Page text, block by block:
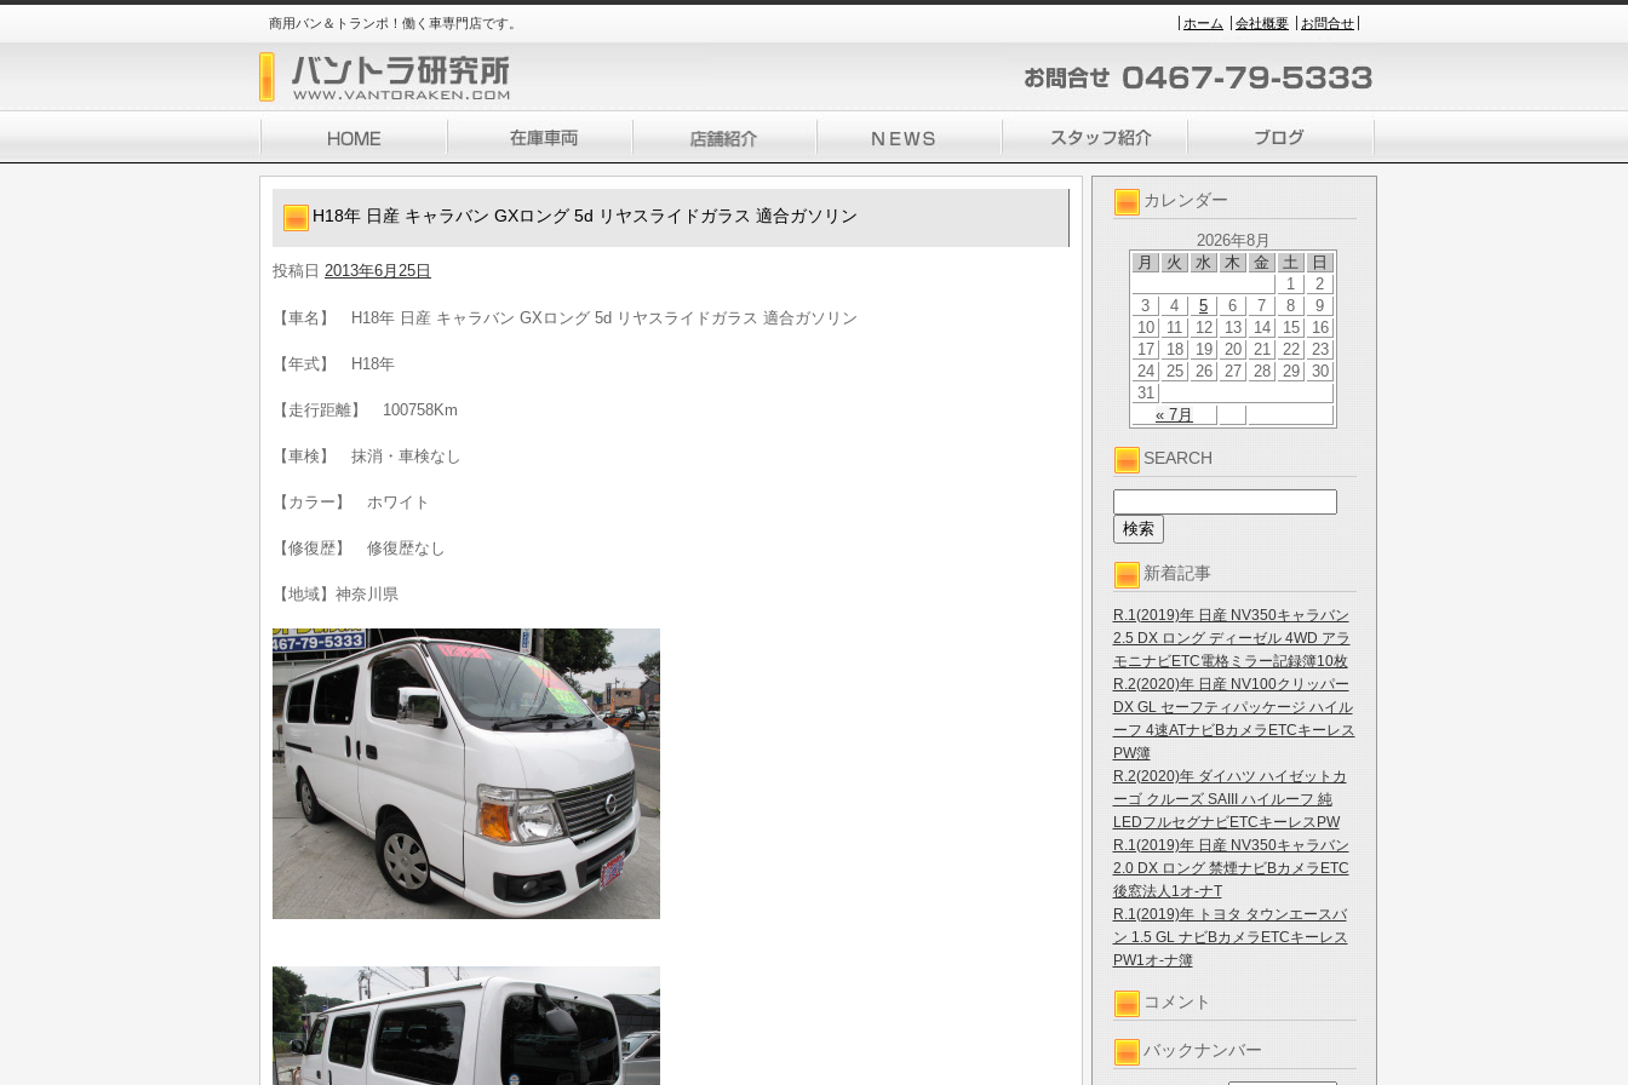
商用バン＆トランポ！働く車専門店です。 ホーム 会社概要 お問合せ
カレンダー
2026年8月
月
火 水 木 金 土 日
« 7月
1
2
3
4 5 6 7 8
9
10
11 12 13 14 15
16
17
18 19 20 21 22
23
24
25 26 27 28 29
30
31
SEARCH
新着記事
R.1(2019)年 日産 NV350キャラバン
2.5 DX ロング ディーゼル 4WD アラ
モニナビETC電格ミラー記録簿10枚
R.2(2020)年 日産 NV100クリッパー
DX GL セーフティパッケージ ハイル
ーフ 4速ATナビBカメラETCキーレス
PW簿
R.2(2020)年 ダイハツ ハイゼットカ
ーゴ クルーズ SAIII ハイルーフ 純
LEDフルセグナビETCキーレスPW
R.1(2019)年 日産 NV350キャラバン
2.0 DX ロング 禁煙ナビBカメラETC
後窓法人1オ-ナT
R.1(2019)年 トヨタ タウンエースバ
ン 1.5 GL ナビBカメラETCキーレス
PW1オ-ナ簿
コメント
バックナンバー
H18年 日産 キャラバン GXロング 5d リヤスライドガラス 適合ガソリン
投稿日 2013年6月25日
【車名】 H18年 日産 キャラバン GXロング 5d リヤスライドガラス 適合ガソリン
【年式】 H18年
【走行距離】 100758Km
【車検】 抹消・車検なし
【カラー】 ホワイト
【修復歴】 修復歴なし
【地域】神奈川県